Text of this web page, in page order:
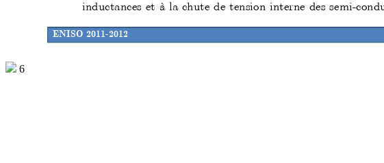
inductances et à la chute de tension interne des semi-
ENISO 2011-2012
6